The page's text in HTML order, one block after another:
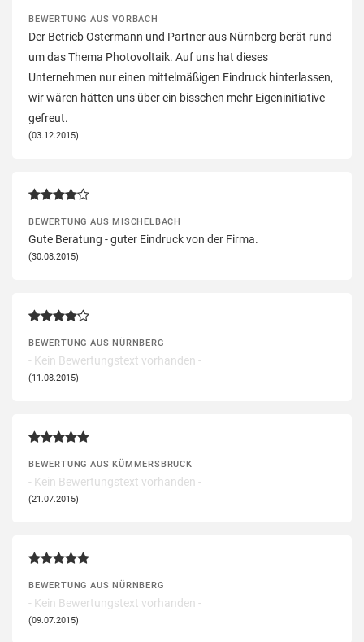
BEWERTUNG AUS VORBACH
Der Betrieb Ostermann und Partner aus Nürnberg berät rund
um das Thema Photovoltaik. Auf uns hat dieses
Unternehmen nur einen mittelmäßigen Eindruck hinterlassen,
wir wären hätten uns über ein bisschen mehr Eigeninitiative
gefreut.
(03.12.2015)
BEWERTUNG AUS MISCHELBACH
Gute Beratung - guter Eindruck von der Firma.
(30.08.2015)
BEWERTUNG AUS NÜRNBERG
- Kein Bewertungstext vorhanden -
(11.08.2015)
BEWERTUNG AUS KÜMMERSBRUCK
- Kein Bewertungstext vorhanden -
(21.07.2015)
BEWERTUNG AUS NÜRNBERG
- Kein Bewertungstext vorhanden -
(09.07.2015)